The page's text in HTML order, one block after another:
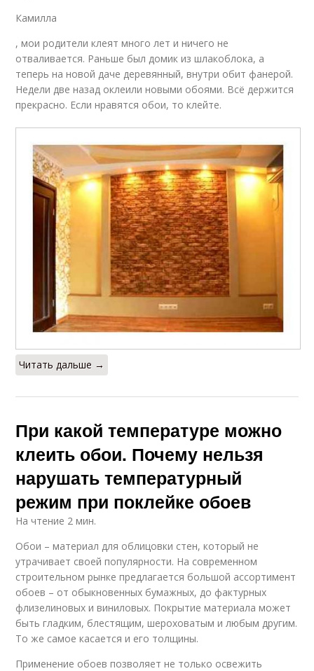
Камилла
, мои родители клеят много лет и ничего не
отваливается. Раньше был домик из шлакоблока, а
теперь на новой даче деревянный, внутри обит фанерой.
Недели две назад оклеили новыми обоями. Всё держится
прекрасно. Если нравятся обои, то клейте.
Читать дальше →
При какой температуре можно
клеить обои. Почему нельзя
нарушать температурный
режим при поклейке обоев
На чтение 2 мин.
Обои – материал для облицовки стен, который не
утрачивает своей популярности. На современном
строительном рынке предлагается большой ассортимент
обоев – от обыкновенных бумажных, до фактурных
флизелиновых и виниловых. Покрытие материала может
быть гладким, блестящим, шероховатым и любым другим.
То же самое касается и его толщины.
Применение обоев позволяет не только освежить